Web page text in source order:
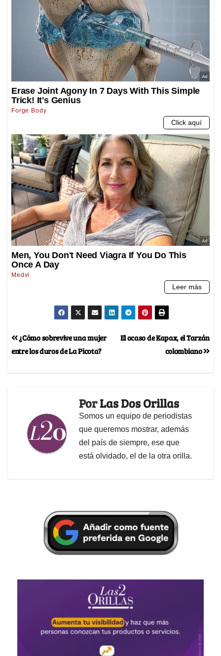
El ocaso de Kapax, el Tarzán
colombiano
¿Cómo sobrevive una mujer
entre los duros de La Picota?
PorLas Dos Orillas
Somos un equipo de periodistas
que queremos mostrar, además
del país de siempre, ese que
está olvidado, el de la otra orilla.